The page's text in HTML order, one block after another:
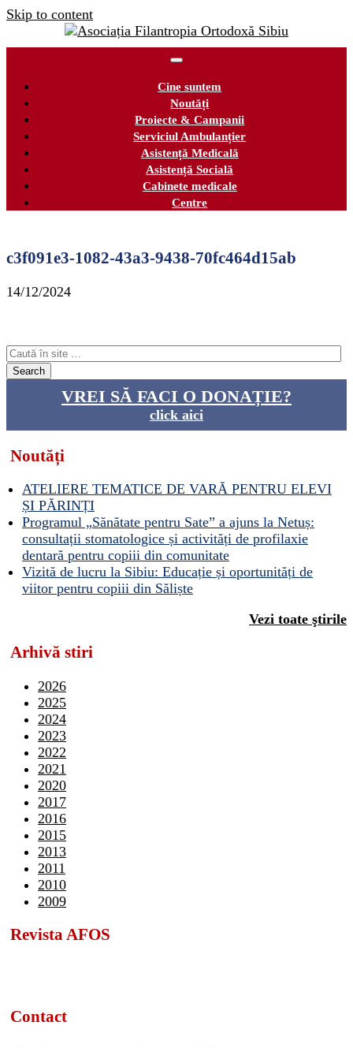
Skip to content
Cine suntem
Noutăți
Proiecte & Campanii
Serviciul Ambulanțier
Asistență Medicală
Asistență Socială
Cabinete medicale
Centre
c3f091e3-1082-43a3-9438-70fc464d15ab
14/12/2024
VREI SĂ FACI O DONAȚIE?
click aici
Noutăți
ATELIERE TEMATICE DE VARĂ PENTRU ELEVI
ȘI PĂRINȚI
Programul „Sănătate pentru Sate” a ajuns la Netuș:
consultații stomatologice și activități de profilaxie
dentară pentru copiii din comunitate
Vizită de lucru la Sibiu: Educație și oportunități de
viitor pentru copiii din Săliște
Vezi toate ştirile
Arhivă stiri
2026
2025
2024
2023
2022
2021
2020
2017
2016
2015
2013
2011
2010
2009
Revista AFOS
Contact